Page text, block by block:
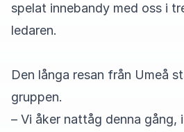
spelat innebandy med oss i
ledaren.
Den långa resan från Umeå
gruppen.
– Vi åker nattåg denna gång,